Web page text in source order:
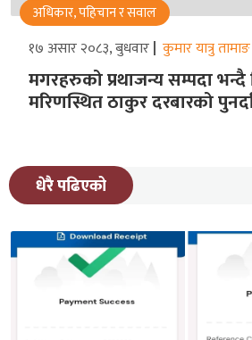
अधिकार, पहिचान र सवाल
१७ असार २०८३, बुधवार कुमार यात्रु तामाङ
मगरहरुको प्रथाजन्य सम्पदा भन्दै
मरिणस्थित ठाकुर दरबारको
धेरै पढिएको